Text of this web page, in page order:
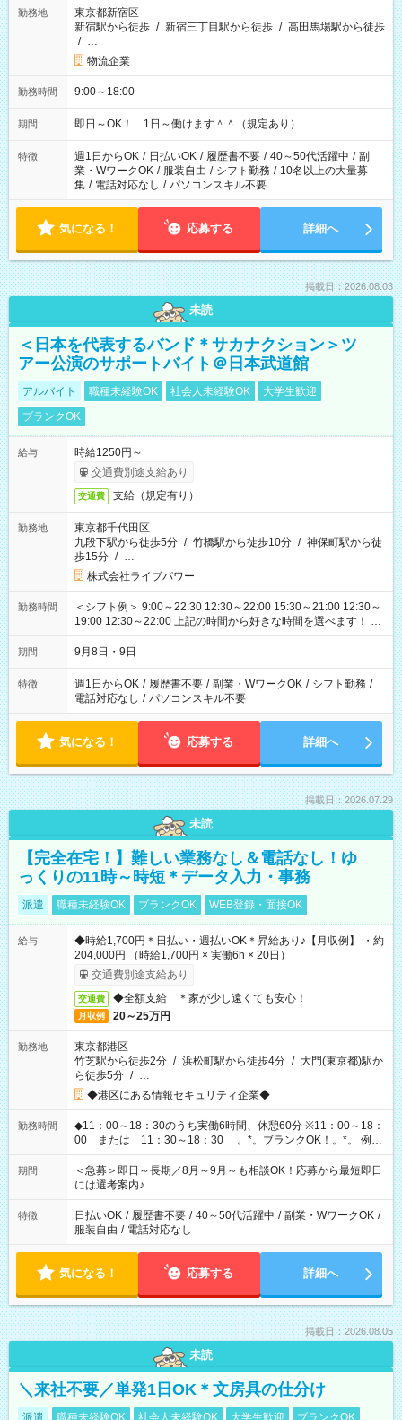
勤務地
東京都新宿区
新宿駅から徒歩 / 新宿三丁目駅から徒歩 / 高田馬場駅から徒歩
/ …
物流企業
勤務時間 9:00～18:00
期間 即日～OK！ 1日～働けます＾＾（規定あり）
特徴 週1日からOK / 日払いOK / 履歴書不要 / 40～50代活躍中 / 副
業・WワークOK / 服装自由 / シフト勤務 / 10名以上の大量募
集 / 電話対応なし / パソコンスキル不要
気になる！ 応募する 詳細へ
掲載日：2026.08.03
未読
＜日本を代表するバンド＊サカナクション＞ツ
アー公演のサポートバイト＠日本武道館
アルバイト 職種未経験OK 社会人未経験OK
大学生歓迎
ブランクOK
給与
時給1250円～
交通費別途支給あり
交通費 支給（規定有り）
勤務地
東京都千代田区
九段下駅から徒歩5分 / 竹橋駅から徒歩10分 / 神保町駅から徒
歩15分 / …
株式会社ライブパワー
勤務時間
＜シフト例＞ 9:00～22:30 12:30～22:00 15:30～21:00 12:30～
19:00 12:30～22:00 上記の時間から好きな時間を選べます！ ※
時間は変更となる可能性があります
期間 9月8日・9日
特徴 週1日からOK / 履歴書不要 / 副業・WワークOK / シフト勤務 /
電話対応なし / パソコンスキル不要
気になる！ 応募する 詳細へ
掲載日：2026.07.29
未読
【完全在宅！】難しい業務なし＆電話なし！ゆ
っくりの11時～時短＊データ入力・事務
派遣 職種未経験OK ブランクOK WEB登録・面接OK
給与
◆時給1,700円＊日払い・週払いOK＊昇給あり♪【月収例】 ・約
204,000円 （時給1,700円 × 実働6h × 20日）
交通費別途支給あり
交通費 ◆全額支給 ＊家が少し遠くても安心！
月収例 20～25万円
勤務地
東京都港区
竹芝駅から徒歩2分 / 浜松町駅から徒歩4分 / 大門(東京都)駅か
ら徒歩5分 / …
◆港区にある情報セキュリティ企業◆
勤務時間
◆11：00～18：30のうち実働6時間、休憩60分 ※11：00～18：
00 または 11：30～18：30 。*。ブランクOK！。*。 例え
ば前職が、 在宅/財団法人/事務/コールセンター/受付/販売/カフェ
スタッフ スイーツ販売/ホテルフロント/化粧品販売/など 様々な
業界から入社して活躍されています♪
期間
＜急募＞即日～長期／8月～9月～も相談OK！応募から最短即日
には選考案内♪
特徴 日払いOK / 履歴書不要 / 40～50代活躍中 / 副業・WワークOK /
服装自由 / 電話対応なし
気になる！ 応募する 詳細へ
掲載日：2026.08.05
未読
＼来社不要／単発1日OK＊文房具の仕分け
派遣 職種未経験OK 社会人未経験OK 大学生歓迎 ブランクOK